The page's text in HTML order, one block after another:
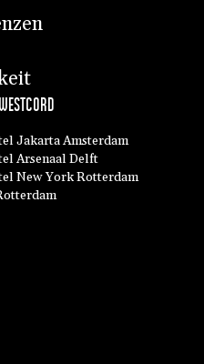
Jakarta Amsterdam
Arsenaal Delft
New York Rotterdam